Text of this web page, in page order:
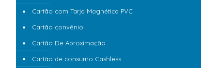
Cartão com Tarja Magnética PVC
Cartão convênio
Cartão De Aproximação
Cartão de consumo Cashless